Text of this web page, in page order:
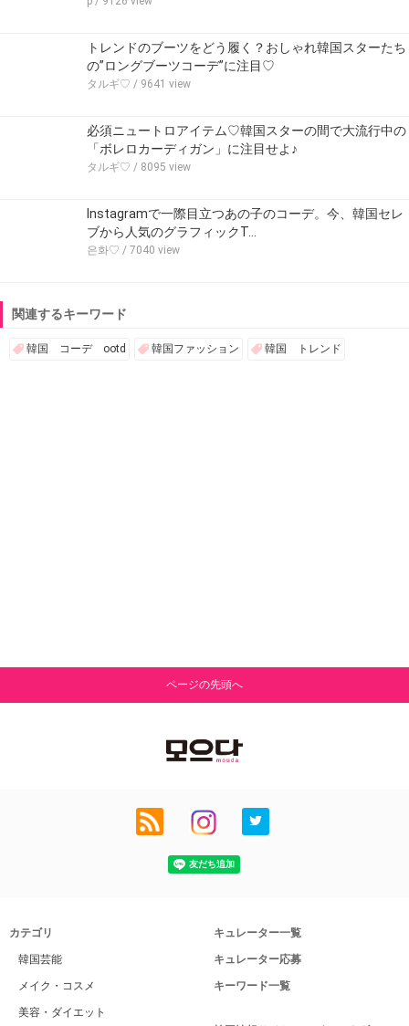
トレンドのブーツをどう履く？おしゃれ韓国スターたち
の”ロングブーツコーデ”に注目♡
タルギ♡ / 9641 view
必須ニュートロアイテム♡韓国スターの間で大流行中の
「ボレロカーディガン」に注目せよ♪
タルギ♡ / 8095 view
Instagramで一際目立つあの子のコーデ。今、韓国セレ
ブから人気のグラフィックT…
은화♡ / 7040 view
関連するキーワード
韓国 コーデ ootd 韓国ファッション 韓国 トレンド
ページの先頭へ
カテゴリ
韓国芸能
メイク・コスメ
美容・ダイエット
キュレーター一覧
キュレーター応募
キーワード一覧